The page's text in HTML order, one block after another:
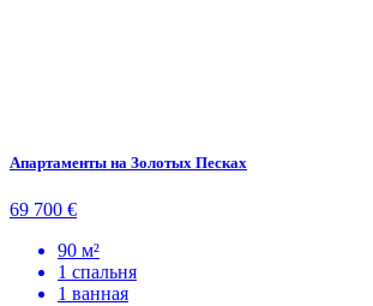
Апартаменты на Золотых Песках
69 700 €
90 м²
1 спальня
1 ванная